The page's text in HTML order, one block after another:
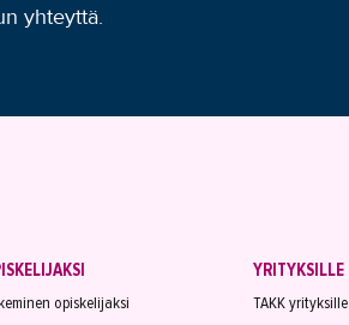
yhteyttä.
opiskelijaksi
YRITYKSILLE
TAKK yrityksille